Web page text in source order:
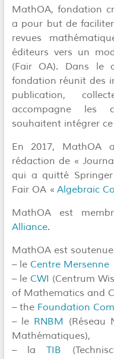
MathOA, fondation
a pour but de
revues
éditeurs vers un
(Fair OA). Dans le
fondation réunit des
publication,
accompagne les
souhaitent intégrer
En 2017, MathOA
rédaction de «
qui a quitté
Fair OA « Algebraic
MathOA est
Alliance.
MathOA est
– le Centre Mersenne
– leCWI (Centrum
of Mathematics and
– the Foundation
– le RNBM (Réseau
Mathématiques),
– laTIB